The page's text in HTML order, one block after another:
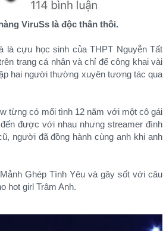
ViruSs là độc thân thôi.
là cựu học sinh của THPT Nguyễn Tất
trang cá nhân và chỉ để công khai vài
hai người thường xuyên tương tác qua
từng có mối tình 12 năm với một cô gái
được với nhau nhưng streamer đình
người đã đồng hành cùng anh khi anh
Ghép Tình Yêu và gây sốt với câu
hot girl Trâm Anh.